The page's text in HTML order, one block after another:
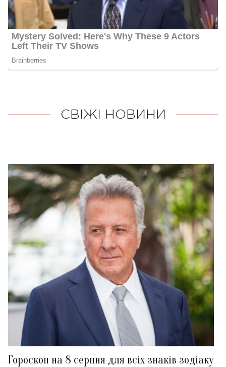
СВІЖІ НОВИНИ
Гороскоп на 8 серпня для всіх знаків зодіаку